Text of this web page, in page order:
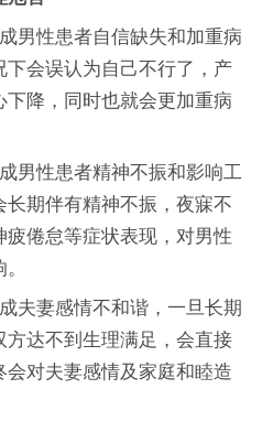
男性患者自信缺失和加重病
会误认为自己不行了，产
降，同时也就会更加重病
男性患者精神不振和影响工
期伴有精神不振，夜寐不
倦怠等症状表现，对男性
夫妻感情不和谐，一旦长期
达不到生理满足，会直接
对夫妻感情及家庭和睦造